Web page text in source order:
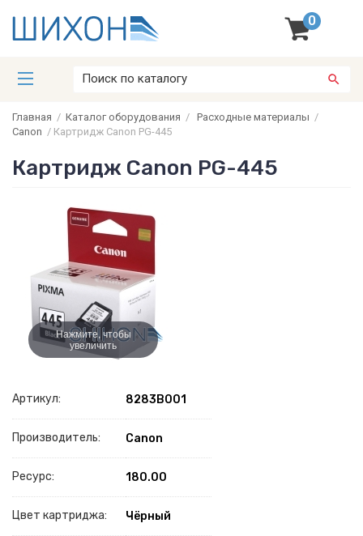
0
Главная / Каталог оборудования / Расходные материалы /
Canon / Картридж Canon PG-445
Картридж Canon PG-445
Нажмите, чтобы
увеличить
Артикул: 8283B001
Производитель: Canon
Ресурс: 180.00
Цвет картриджа: Чёрный